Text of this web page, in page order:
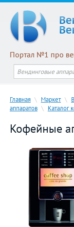
Портал №1 про
Главная \ Маркет \
аппаратов \ Каталог
Кофейные